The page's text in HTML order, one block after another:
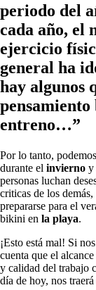
periodo del
cada año, el
ejercicio
general ha
hay algunos
pensamiento
entreno…”
Por lo tanto,
durante el invierno y
personas luchan
criticas de los
prepararse para el
bikini en la playa.
¡Esto está mal! Si
cuenta que el
y calidad del trabajo
día de hoy, nos